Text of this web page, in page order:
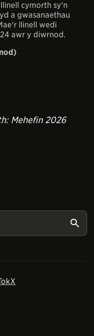
cymorth sy'n
a gwasanaethau
llinell wedi
awr y diwrnod.
Mehefin 2026
X